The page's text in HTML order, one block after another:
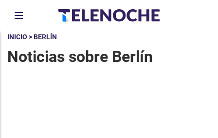
INICIO > BERLÍN
Noticias sobre Berlín